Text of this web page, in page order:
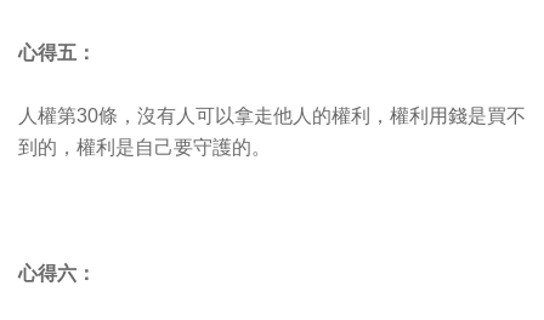
心得五：
人權第30條，沒有人可以拿走他人的權利，權利用錢是買不
到的，權利是自己要守護的。
心得六：